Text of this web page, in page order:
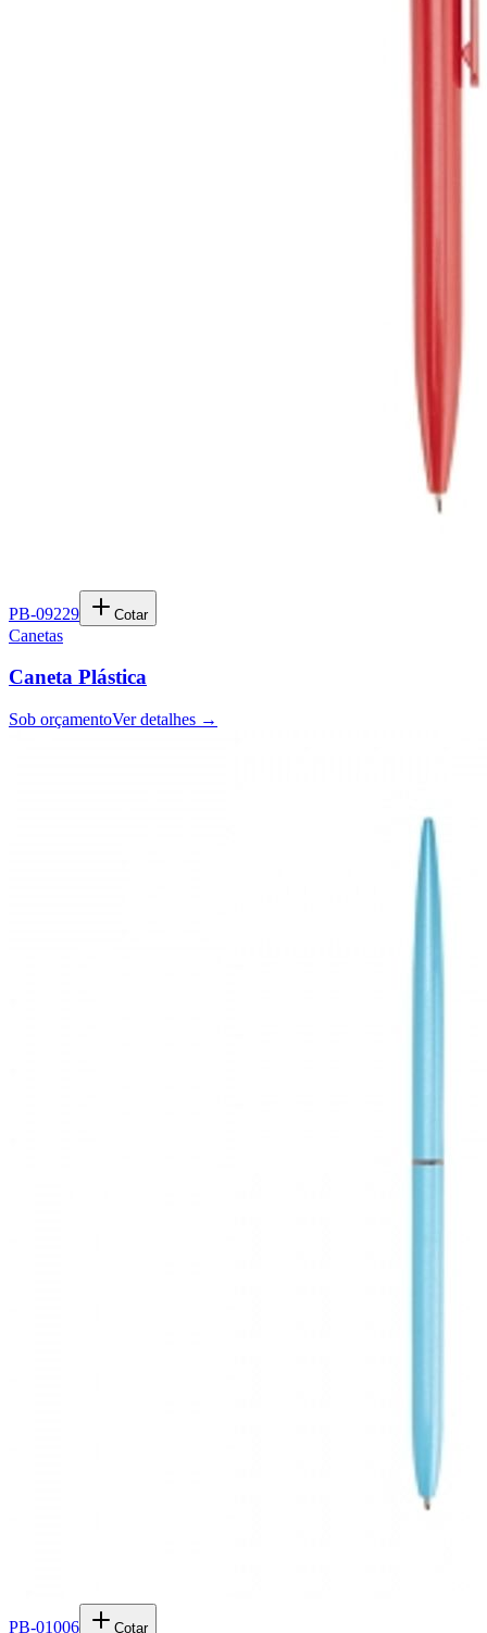
PB-09229 Cotar
Canetas
Caneta Plástica
Sob orçamentoVer detalhes →
PB-01006 Cotar